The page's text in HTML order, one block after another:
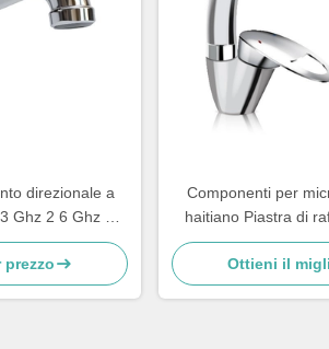
direzionale a
Ghz 2 6 Ghz 18
mm
Componenti per
haitiano Piastra di
Ottieni il